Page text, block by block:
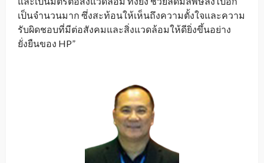
เป็นจำนวนมาก ซึ่งสะท้อนให้เห็นถึงความตั้งใจและความ
รับผิดชอบที่มีต่อสังคมและสิ่งแวดล้อมให้ดียิ่งขึ้นอย่าง
ยั่งยืนของ HP”